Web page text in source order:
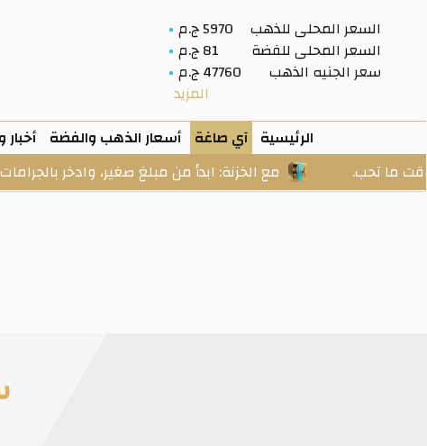
السعر المحلى للذهب
5970 ج.م
السعر المحلى للفضة
81 ج.م
سعر الجنيه الذهب
47760 ج.م
المزيد
الرئيسية آي صاغة أسعار الذهب والفضة
مع الخزنة: ابدأ من مبلغ صغير، وادخر بالجرامات،